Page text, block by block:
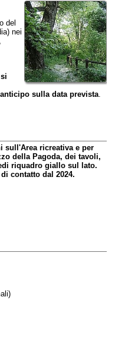
del
nei
sulla data prevista.
sull'Area ricreativa e per
della Pagoda, dei tavoli,
riquadro giallo sul lato.
contatto dal 2024.